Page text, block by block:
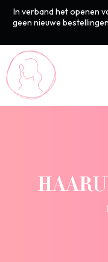
In verband het openen
geen nieuwe